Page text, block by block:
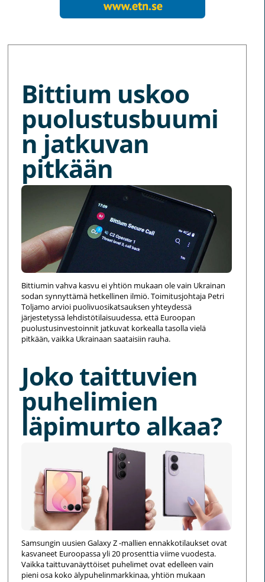
Bittium uskoo
puolustusbuumi
n jatkuvan
pitkään
Bittiumin vahva kasvu ei yhtiön mukaan ole vain Ukrainan
sodan synnyttämä hetkellinen ilmiö. Toimitusjohtaja Petri
Toljamo arvioi puolivuosikatsauksen yhteydessä
järjestetyssä lehdistötilaisuudessa, että Euroopan
puolustusinvestoinnit jatkuvat korkealla tasolla vielä
pitkään, vaikka Ukrainaan saataisiin rauha.
Joko taittuvien
puhelimien
läpimurto alkaa?
Samsungin uusien Galaxy Z -mallien ennakkotilaukset ovat
kasvaneet Euroopassa yli 20 prosenttia viime vuodesta.
Vaikka taittuvanäyttöiset puhelimet ovat edelleen vain
pieni osa koko älypuhelinmarkkinaa, yhtiön mukaan